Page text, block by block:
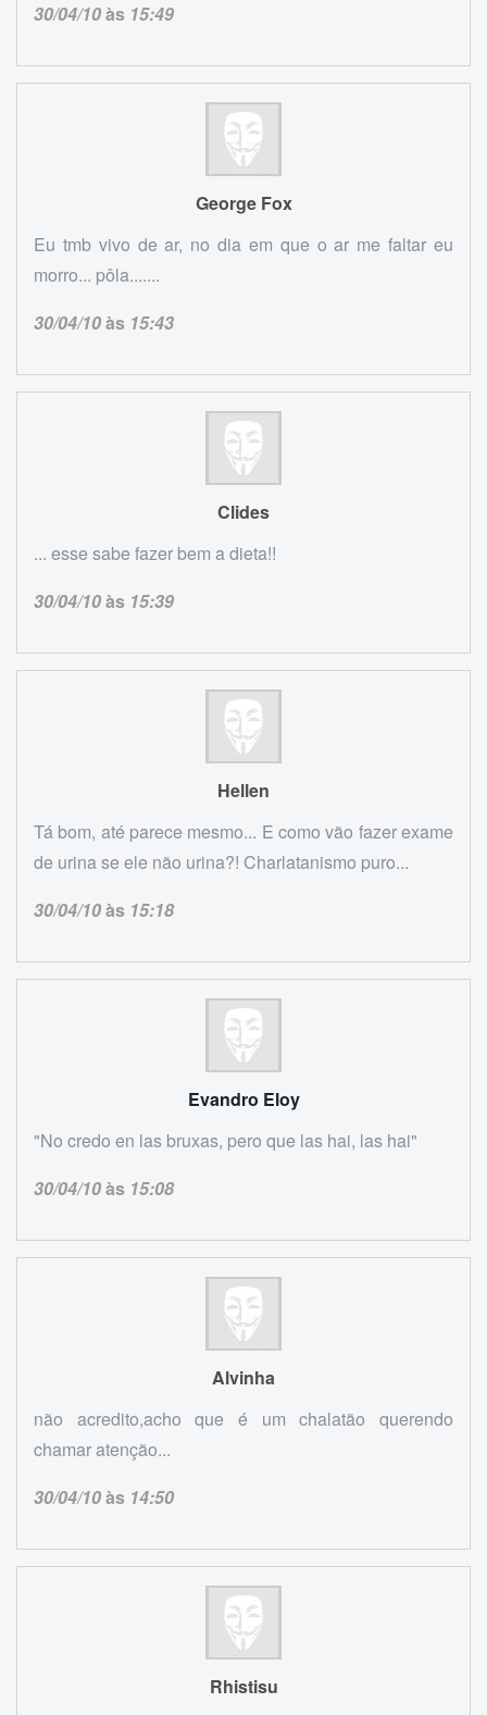
30/04/10às 15:49
George Fox
Eu tmb vivo de ar, no dia em que o ar me faltar eu
morro... pôla.......
30/04/10às 15:43
Clides
... esse sabe fazer bem a dieta!!
30/04/10às 15:39
Hellen
Tá bom, até parece mesmo... E como vão fazer exame
de urina se ele não urina?! Charlatanismo puro...
30/04/10às 15:18
Evandro Eloy
"No credo en las bruxas, pero que las hai, las hai"
30/04/10às 15:08
Alvinha
não acredito,acho que é um chalatão querendo
chamar atenção...
30/04/10às 14:50
Rhistisu